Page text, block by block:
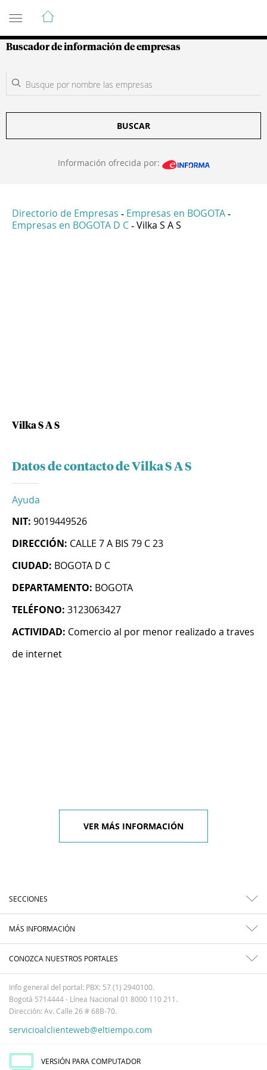
Guía de Empresas Colombianas
Buscador de información de empresas
BUSCAR
Información ofrecida por:
Directorio de Empresas - Empresas en BOGOTA -
Empresas en BOGOTA D C - Vilka S A S
Vilka S A S
Datos de contacto de Vilka S A S
Ayuda
NIT: 9019449526
DIRECCIÓN: CALLE 7 A BIS 79 C 23
CIUDAD: BOGOTA D C
DEPARTAMENTO: BOGOTA
TELÉFONO: 3123063427
ACTIVIDAD: Comercio al por menor realizado a traves
de internet
VER MÁS INFORMACIÓN
SECCIONES
MÁS INFORMACIÓN
CONOZCA NUESTROS PORTALES
Info general del portal: PBX: 57 (1) 2940100.
Bogotá 5714444 - Línea Nacional 01 8000 110 211.
Dirección: Av. Calle 26 # 68B-70.
servicioalclienteweb@eltiempo.com
VERSIÓN PARA COMPUTADOR